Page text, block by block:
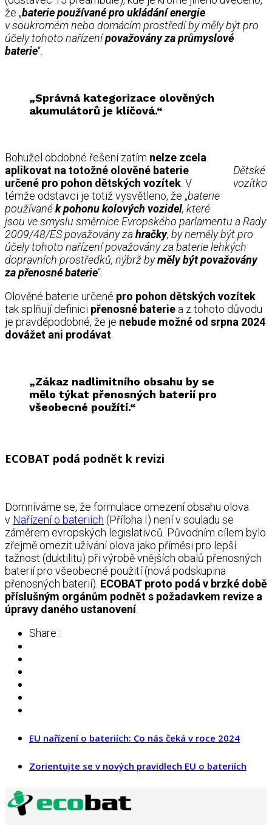
že „baterie používané pro ukládání energie
v soukromém nebo domácím prostředí by měly být pro
účely tohoto nařízenípovažovány za průmyslové
baterie“.
„Správná kategorizace olověných
akumulátorů je klíčová.“
Dětské
vozítko
Bohužel obdobné řešení zatím nelze zcela
aplikovat na totožné olověné baterie
určené pro pohon dětských vozítek. V
témže odstavci je totiž vysvětleno, že „baterie
používanék pohonu kolových vozidel, které
jsou ve smyslu směrnice Evropského parlamentu a Rady
2009/48/ES považovány zahračky, by neměly být pro
účely tohoto nařízení považovány za baterie lehkých
dopravních prostředků, nýbrž byměly být považovány
za přenosné baterie“.
Olověné baterie určené pro pohon dětských vozítek
tak splňují definici přenosné baterie a z tohoto důvodu
je pravděpodobné, že je nebude možné od srpna 2024
dovážet ani prodávat.
„Zákaz nadlimitního obsahu by se
mělo týkat přenosných baterií pro
všeobecné použítí.“
ECOBAT podá podnět k revizi
Domníváme se, že formulace omezení obsahu olova
v Nařízení o bateriích (Příloha I) není v souladu se
záměrem evropských legislativců. Původním cílem bylo
zřejmě omezit užívání olova jako příměsi pro lepší
tažnost (duktilitu) při výrobě vnějších obalů přenosných
baterií pro všeobecné použití (nová podskupina
přenosných baterií). ECOBAT proto podá v brzké době
příslušným orgánům podnět s požadavkem revize a
úpravy daného ustanovení.
Share :
EU nařízení o bateriích: Co nás čeká v roce 2024
Zorientujte se v nových pravidlech EU o bateriích